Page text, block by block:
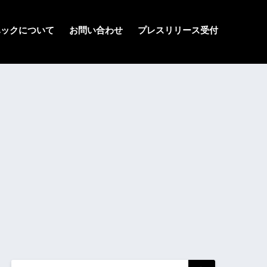
クについて お問い合わせ プレスリリース受付